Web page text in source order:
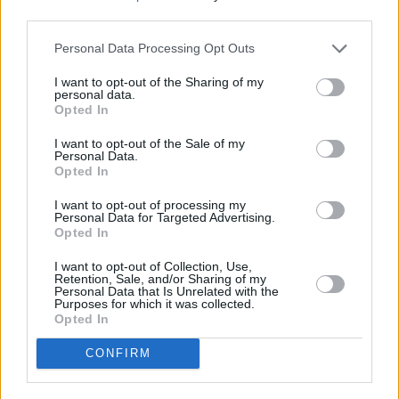
Personal Data Processing Opt Outs
I want to opt-out of the Sharing of my
personal data.
Opted In
I want to opt-out of the Sale of my
Personal Data.
Opted In
I want to opt-out of processing my
Personal Data for Targeted Advertising.
Opted In
I want to opt-out of Collection, Use,
Retention, Sale, and/or Sharing of my
Personal Data that Is Unrelated with the
Purposes for which it was collected.
Opted In
CONFIRM
Η νεκρώσιμη ακολουθία θα γίνει στο Μάτι,